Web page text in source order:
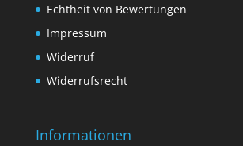
Echtheit von Bewertungen
Impressum
Widerruf
Widerrufsrecht
Informationen